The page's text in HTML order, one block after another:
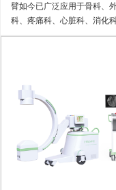
臂如今已广泛应用于骨科、
科、疼痛科、心脏科、消化